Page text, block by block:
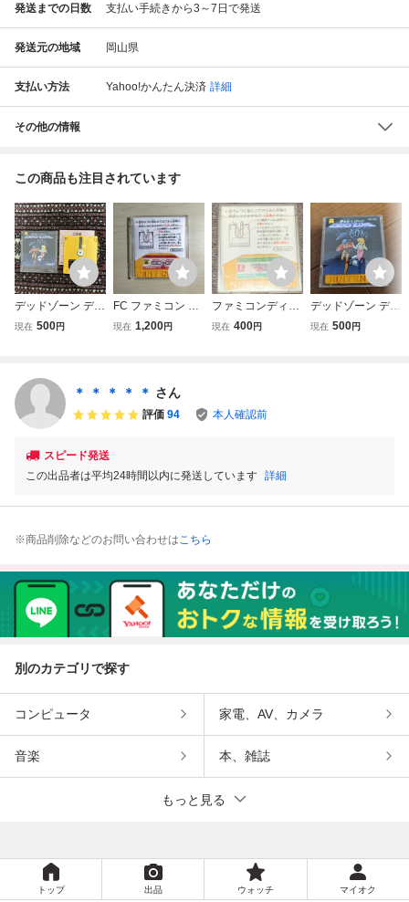
発送までの日数 支払い手続きから3～7日で発送
発送元の地域 岡山県
支払い方法 Yahoo!かんたん決済 詳細
その他の情報
この商品も注目されています
デッドゾーン ディ
スクシステム ファ
現在 500円
FC ファミコン デ
ィスクシステム デ
現在 1,200円
ファミコンディス
クシステム エキ
現在 400円
デッドゾーン ディ
スクシステム ファ
現在 500円
＊ ＊ ＊ ＊ ＊ さん
評価 94 本人確認前
スピード発送
この出品者は平均24時間以内に発送しています 詳細
※商品削除などのお問い合わせはこちら
別のカテゴリで探す
コンピュータ 家電、AV、カメラ
音楽 本、雑誌
もっと見る
トップ 出品 ウォッチ マイオク